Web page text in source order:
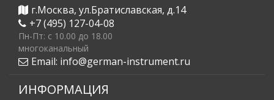
г.Москва, ул.Братиславская, д.14
+7 (495) 127-04-08
Пн-Пт: c 10.00 до 18.00
многоканальный
Email: info@german-instrument.ru
ИНФОРМАЦИЯ